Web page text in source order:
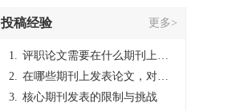
投稿经验 更多>
1. 评职论文需要在什么期刊上发表？
2. 在哪些期刊上发表论文，对考研有优势？
3. 核心期刊发表的限制与挑战